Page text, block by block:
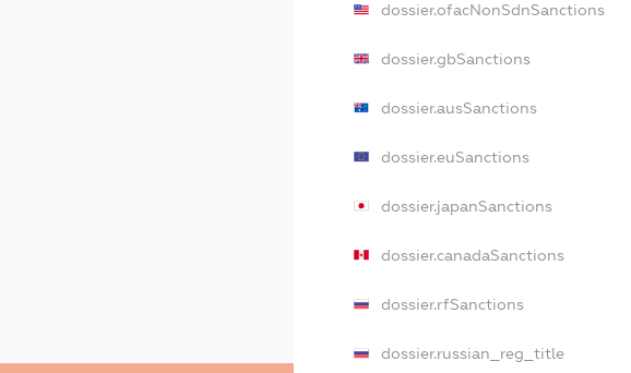
dossier.ofacNonSdnSanctions
dossier.gbSanctions
dossier.ausSanctions
dossier.euSanctions
dossier.japanSanctions
dossier.canadaSanctions
dossier.rfSanctions
dossier.russian_reg_title